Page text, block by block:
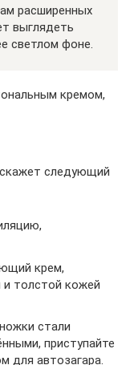
расширенных
выглядеть
светлом фоне.
кремом,
следующий
крем,
и толстой кожей
стали
приступайте
для автозагара.